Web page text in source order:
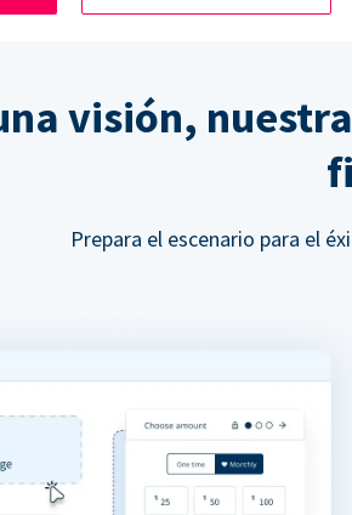
visión,
Prepara el escenario para el